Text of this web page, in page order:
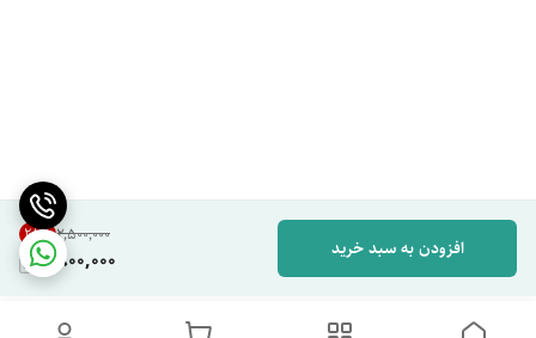
۲٬۵۰۰٬۰۰۰ 28%
1,800,000 افزودن به سبد خرید